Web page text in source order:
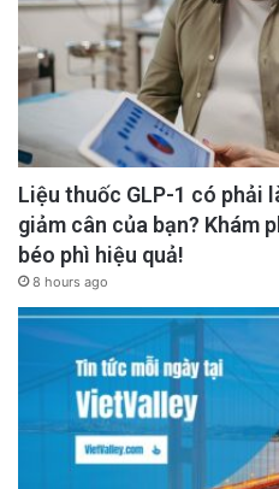
Liệu thuốc GLP-1 có phải
giảm cân của bạn? Khám
béo phì hiệu quả!
8 hours ago